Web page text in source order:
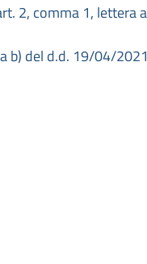
2, comma 1, lettera
b) del d.d. 19/04/